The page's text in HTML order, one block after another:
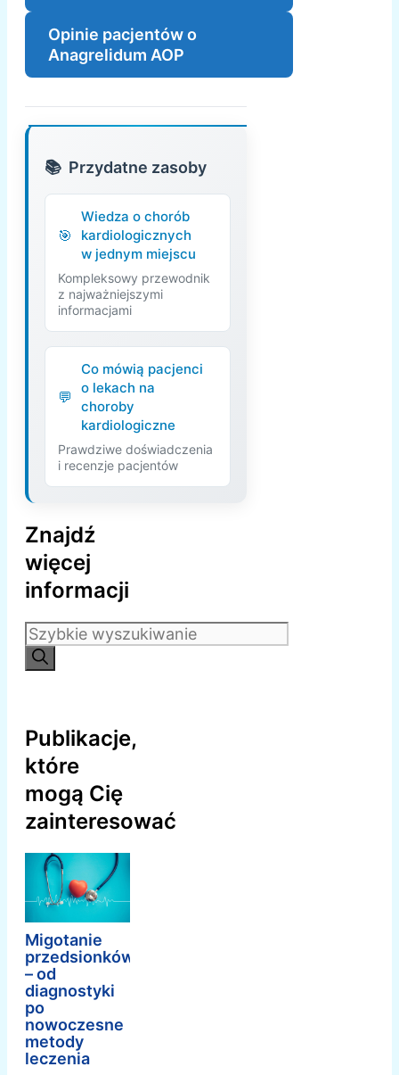
Opinie pacjentów o
Anagrelidum AOP
Przydatne zasoby
Wiedza o chorób
kardiologicznych
w jednym miejscu
Kompleksowy przewodnik
z najważniejszymi
informacjami
Co mówią pacjenci
o lekach na
choroby
kardiologiczne
Prawdziwe doświadczenia
i recenzje pacjentów
Znajdź
więcej
informacji
Szukaj:
Publikacje,
które
mogą Cię
zainteresować
Migotanie
przedsionków
– od
diagnostyki
po
nowoczesne
metody
leczenia